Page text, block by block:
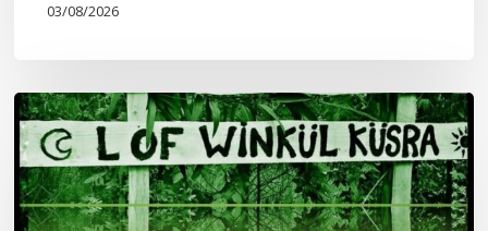
03/08/2026
Lof
Winkül
Küsra
convoca